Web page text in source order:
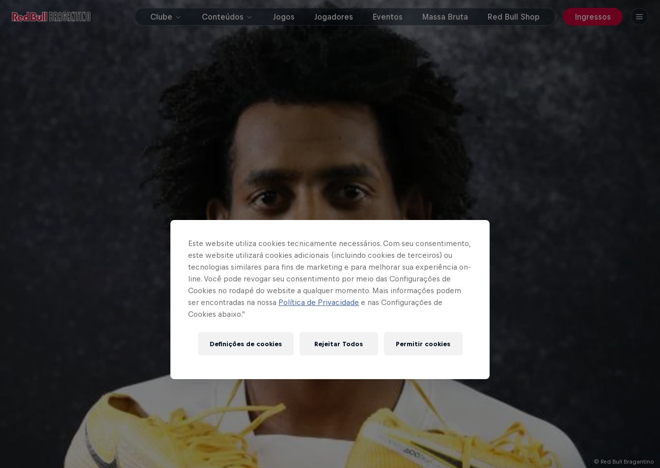
Clube Conteúdos Jogos Jogadores Eventos Massa Bruta Red Bull Shop Ingressos
© Red Bull Bragantino
Este website utiliza cookies tecnicamente necessários. Com seu consentimento,
este website utilizará cookies adicionais (incluindo cookies de terceiros) ou
tecnologias similares para fins de marketing e para melhorar sua experiência on-
line. Você pode revogar seu consentimento por meio das Configurações de
Cookies no rodapé do website a qualquer momento. Mais informações podem
ser encontradas na nossa Política de Privacidade e nas Configurações de
Cookies abaixo.”
Definições de cookies Rejeitar Todos Permitir cookies